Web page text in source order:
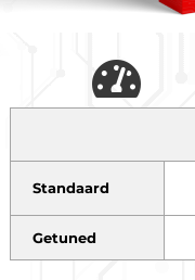
Standaard
Getuned